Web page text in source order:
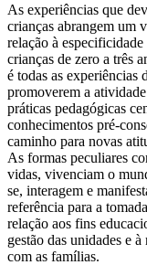
As experiências que
crianças abrangem um
relação à
crianças de zero a três
é todas as experiências
promoverem a
práticas pedagógicas
conhecimentos pré-
caminho para novas
As formas peculiares
vidas, vivenciam o
se, interagem e
referência para a
relação aos fins
gestão das unidades e
com as famílias.